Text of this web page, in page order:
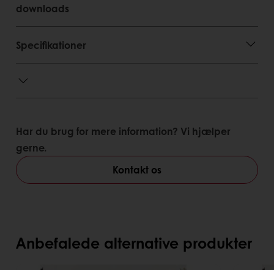
downloads
Specifikationer
Har du brug for mere information? Vi hjælper
gerne.
Kontakt os
Anbefalede alternative produkter